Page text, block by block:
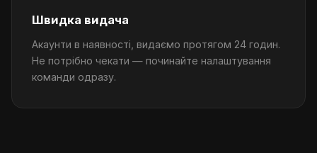
Швидка видача
Акаунти в наявності, видаємо протягом 24 годин.
Не потрібно чекати — починайте налаштування
команди одразу.